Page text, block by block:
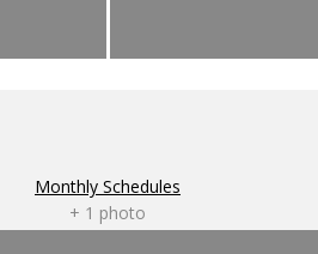
Monthly Schedules
+ 1 photo